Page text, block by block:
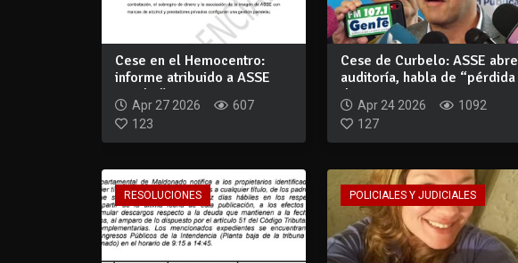
Cese en el Hemocentro:
informe atribuido a ASSE
señala “gest...
Apr 27 2026
607
123
Cese de Curbelo: ASSE abre
auditoría, habla de “pérdida
de c...
Apr 24 2026
1092
127
RESOLUCIONES POLICIALES Y JUDICIALES